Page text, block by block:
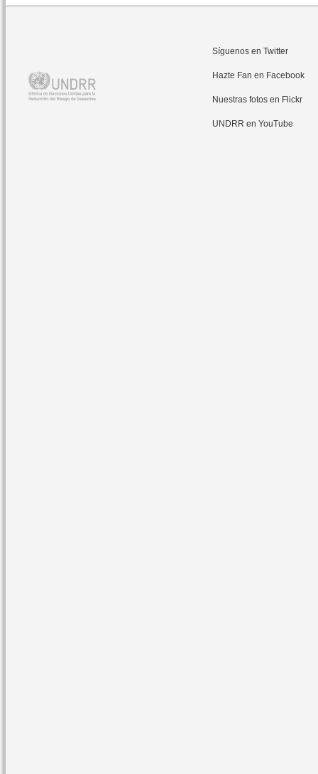
Síguenos en Twitter
Hazte Fan en Facebook
Nuestras fotos en Flickr
UNDRR en YouTube